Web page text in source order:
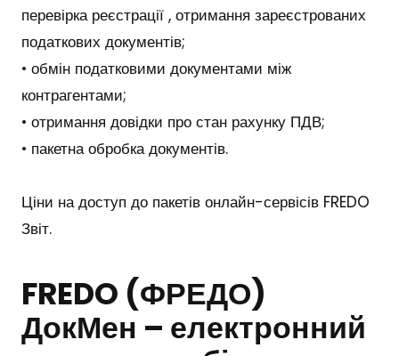
перевірка реєстрації , отримання зареєстрованих
податкових документів;
• обмін податковими документами між
контрагентами;
• отримання довідки про стан рахунку ПДВ;
• пакетна обробка документів.
Ціни на доступ до пакетів онлайн-сервісів FREDO
Звіт.
FREDO (ФРЕДО)
ДокМен – електронний